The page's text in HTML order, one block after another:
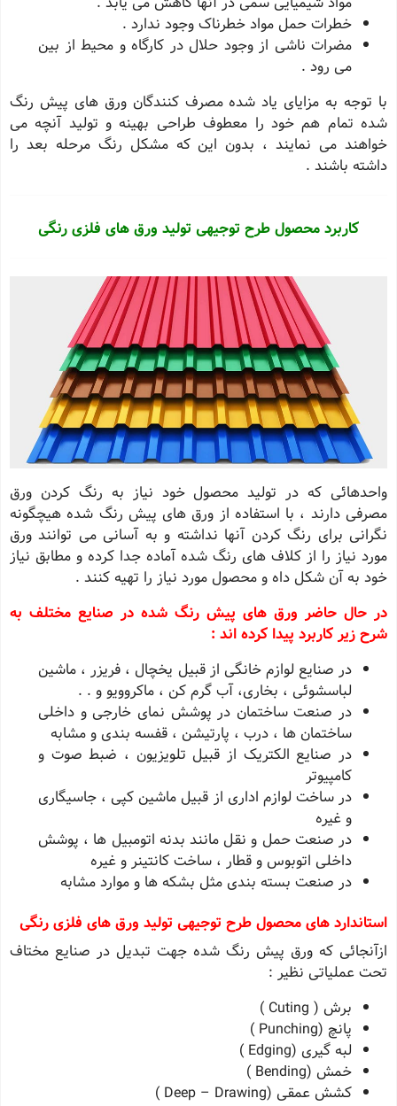
خطرات حمل مواد خطرناک وجود ندارد .
مضرات ناشی از وجود حلال در کارگاه و محیط از بین
می رود .
با توجه به مزایای یاد شده مصرف کنندگان ورق های پیش رنگ
شده تمام هم خود را معطوف طراحی بهینه و تولید آنچه می
خواهند می نمایند ، بدون این که مشکل رنگ مرحله بعد را
داشته باشند .
کاربرد محصول طرح توجیهی تولید ورق های فلزی رنگی
واحدهائی که در تولید محصول خود نیاز به رنگ کردن ورق
مصرفی دارند ، با استفاده از ورق های پیش رنگ شده هیچگونه
نگرانی برای رنگ کردن آنها نداشته و به آسانی می توانند ورق
مورد نیاز را از کلاف های رنگ شده آماده جدا کرده و مطابق نیاز
خود به آن شکل داه و محصول مورد نیاز را تهیه کنند .
در حال حاضر ورق های پیش رنگ شده در صنایع مختلف به
شرح زیر کاربرد پیدا کرده اند :
در صنایع لوازم خانگی از قبیل یخچال ، فریزر ، ماشین
لباسشوئی ، بخاری، آب گرم کن ، ماکروویو و . .
در صنعت ساختمان در پوشش نمای خارجی و داخلی
ساختمان ها ، درب ، پارتیشن ، قفسه بندی و مشابه
در صنایع الکتریک از قبیل تلویزیون ، ضبط صوت و
کامپیوتر
در ساخت لوازم اداری از قبیل ماشین کپی ، جاسیگاری
و غیره
در صنعت حمل و نقل مانند بدنه اتومبیل ها ، پوشش
داخلی اتوبوس و قطار ، ساخت کانتینر و غیره
در صنعت بسته بندی مثل بشکه ها و موارد مشابه
استاندارد های محصول طرح توجیهی تولید ورق های فلزی رنگی
ازآنجائی که ورق پیش رنگ شده جهت تبدیل در صنایع مختاف
تحت عملیاتی نظیر :
برش ( Cuting )
پانچ (Punching )
لبه گیری (Edging )
خمش (Bending )
کشش عمقی (Deep – Drawing )